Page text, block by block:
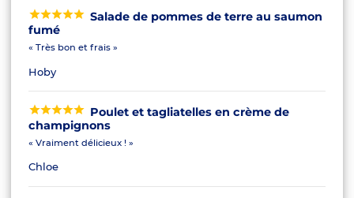
Salade de pommes de terre au saumon
fumé
« Très bon et frais »
Hoby
Poulet et tagliatelles en crème de
champignons
« Vraiment délicieux ! »
Chloe